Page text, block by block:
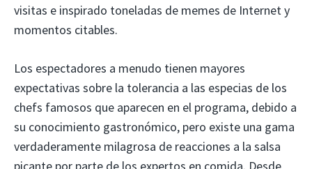
visitas e inspirado toneladas de memes de Internet y
momentos citables.
Los espectadores a menudo tienen mayores
expectativas sobre la tolerancia a las especias de los
chefs famosos que aparecen en el programa, debido a
su conocimiento gastronómico, pero existe una gama
verdaderamente milagrosa de reacciones a la salsa